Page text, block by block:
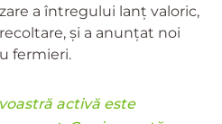
a întregului lanț valoric,
și a anunțat noi
fermieri.
activă este